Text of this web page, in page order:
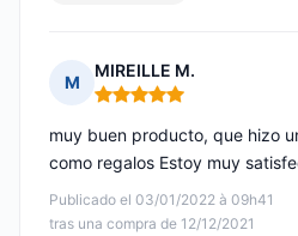
M
MIREILLE M.
Nota: 5 de 5
Publicado el 03/01/2022 à 09h41
tras una compra de 12/12/2021
muy buen producto, que hizo
como regalos Estoy muy